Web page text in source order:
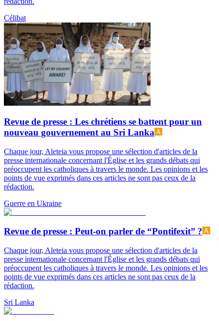
Célibat
Revue de presse : Les chrétiens se battent pour un
nouveau gouvernement au Sri Lanka
Chaque jour, Aleteia vous propose une sélection d'articles de la
presse internationale concernant l'Église et les grands débats qui
préoccupent les catholiques à travers le monde. Les opinions et les
points de vue exprimés dans ces articles ne sont pas ceux de la
rédaction.
Guerre en Ukraine
Revue de presse : Peut-on parler de “Pontifexit” ?
Chaque jour, Aleteia vous propose une sélection d'articles de la
presse internationale concernant l'Église et les grands débats qui
préoccupent les catholiques à travers le monde. Les opinions et les
points de vue exprimés dans ces articles ne sont pas ceux de la
rédaction.
Sri Lanka